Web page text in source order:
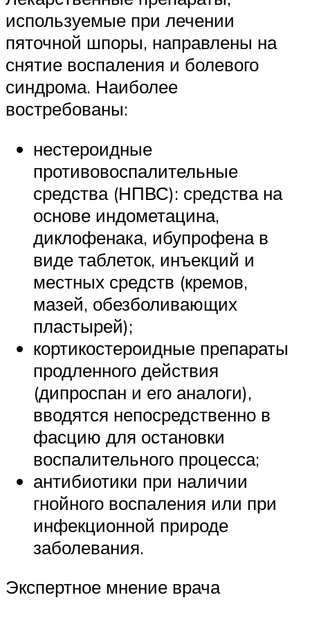
используемые при лечении
пяточной шпоры, направлены на
снятие воспаления и болевого
синдрома. Наиболее
востребованы:
нестероидные
противовоспалительные
средства (НПВС): средства на
основе индометацина,
диклофенака, ибупрофена в
виде таблеток, инъекций и
местных средств (кремов,
мазей, обезболивающих
пластырей);
кортикостероидные препараты
продленного действия
(дипроспан и его аналоги),
вводятся непосредственно в
фасцию для остановки
воспалительного процесса;
антибиотики при наличии
гнойного воспаления или при
инфекционной природе
заболевания.
Экспертное мнение врача